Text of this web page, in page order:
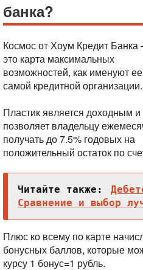
банка?
Космос от Хоум Кредит
это карта максимальных
возможностей, как именуют
самой кредитной организации.
Пластик является доходным и
позволяет владельцу
получать до 7.5% годовых на
положительный остаток по
Читайте также:
Сравнение и выбор
Плюс ко всему по карте
бонусных баллов, которые
курсу 1 бонус=1 рубль.